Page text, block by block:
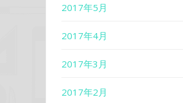
2017年5月
2017年4月
2017年3月
2017年2月